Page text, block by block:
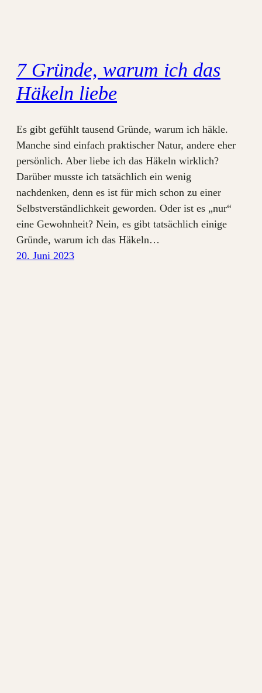
7 Gründe, warum ich das
Häkeln liebe
Es gibt gefühlt tausend Gründe, warum ich häkle.
Manche sind einfach praktischer Natur, andere eher
persönlich. Aber liebe ich das Häkeln wirklich?
Darüber musste ich tatsächlich ein wenig
nachdenken, denn es ist für mich schon zu einer
Selbstverständlichkeit geworden. Oder ist es „nur“
eine Gewohnheit? Nein, es gibt tatsächlich einige
Gründe, warum ich das Häkeln…
20. Juni 2023